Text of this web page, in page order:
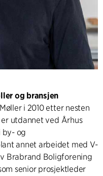
og bransjen
i 2010 etter nesten
utdannet ved Århus
by- og
annet arbeidet med V-
Brabrand Boligforening
senior prosjektleder